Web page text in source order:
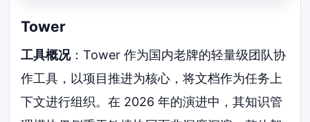
Tower
工具概况：Tower 作为国内老牌的轻量级团队协
作工具，以项目推进为核心，将文档作为任务上
下文进行组织。在 2026 年的演进中，其知识管